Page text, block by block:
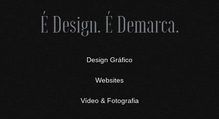
É Design. É Demarca.
Design Gráfico
Websites
Vídeo & Fotografia